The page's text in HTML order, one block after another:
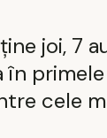
joi, 7
cele